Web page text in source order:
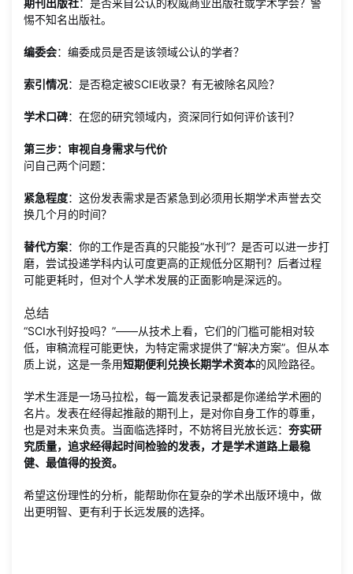
期刊出版社：是否来自公认的权威商业出版社或学术学会？警
惕不知名出版社。
编委会：编委成员是否是该领域公认的学者？
索引情况：是否稳定被SCIE收录？有无被除名风险？
学术口碑：在您的研究领域内，资深同行如何评价该刊？
第三步：审视自身需求与代价
问自己两个问题：
紧急程度：这份发表需求是否紧急到必须用长期学术声誉去交
换几个月的时间？
替代方案：你的工作是否真的只能投“水刊”？是否可以进一步打
磨，尝试投递学科内认可度更高的正规低分区期刊？后者过程
可能更耗时，但对个人学术发展的正面影响是深远的。
总结
“SCI水刊好投吗？”——从技术上看，它们的门槛可能相对较
低，审稿流程可能更快，为特定需求提供了“解决方案”。但从本
质上说，这是一条用短期便利兑换长期学术资本的风险路径。
学术生涯是一场马拉松，每一篇发表记录都是你递给学术圈的
名片。发表在经得起推敲的期刊上，是对你自身工作的尊重，
也是对未来负责。当面临选择时，不妨将目光放长远： 夯实研
究质量，追求经得起时间检验的发表，才是学术道路上最稳
健、最值得的投资。
希望这份理性的分析，能帮助你在复杂的学术出版环境中，做
出更明智、更有利于长远发展的选择。